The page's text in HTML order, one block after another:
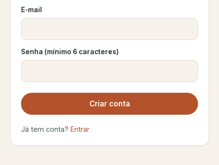
E-mail
Senha (mínimo 6 caracteres)
Criar conta
Já tem conta? Entrar